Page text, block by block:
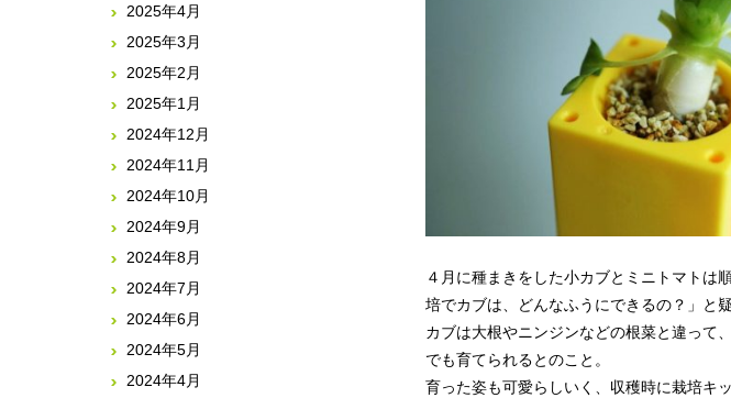
４月に種まきをした小カブとミニトマトは
培でカブは、どんなふうにできるの？」と
カブは大根やニンジンなどの根菜と違って
でも育てられるとのこと。
育った姿も可愛らしいく、収穫時に栽培キ
2025年4月
2025年3月
2025年2月
2025年1月
2024年12月
2024年11月
2024年10月
2024年9月
2024年8月
2024年7月
2024年6月
2024年5月
2024年4月